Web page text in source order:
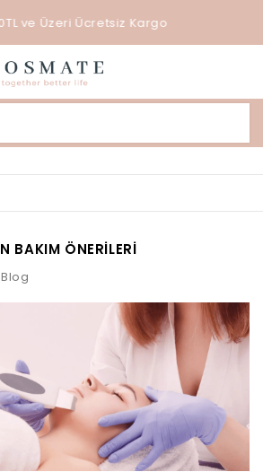
Kremlerinde 3 Al 2 Öde!
BAKIM ÖNERILERI
Blog